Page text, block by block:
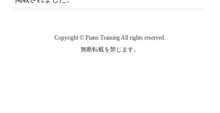
Copyright © Piano Training All rights reserved.
無断転載を禁じます。